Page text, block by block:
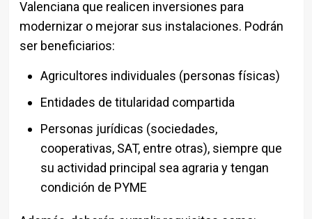
Valenciana que realicen inversiones para
modernizar o mejorar sus instalaciones. Podrán
ser beneficiarios:
Agricultores individuales (personas físicas)
Entidades de titularidad compartida
Personas jurídicas (sociedades,
cooperativas, SAT, entre otras), siempre que
su actividad principal sea agraria y tengan
condición de PYME